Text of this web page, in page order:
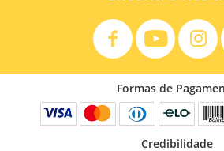
Formas de
Credibilidade